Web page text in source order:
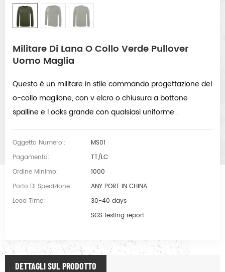
Militare Di Lana O Collo Verde Pullover
Uomo Maglia
Questo è un militare in stile commando progettazione del
o-collo maglione, con velcro o chiusura a bottone
spalline e looks grande con qualsiasi uniforme .
Oggetto Numero.:
MS01
Pagamento:
TT/LC
Ordine Minimo:
1000
Porto Di Spedizione:
ANY PORT IN CHINA
Lead Time:
30-40 days
:
SGS testing report
DETTAGLI SUL PRODOTTO